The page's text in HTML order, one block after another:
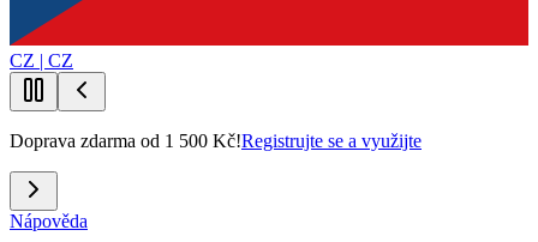
CZ | CZ
Doprava zdarma od 1 500 Kč!Registrujte se a využijte
Nápověda